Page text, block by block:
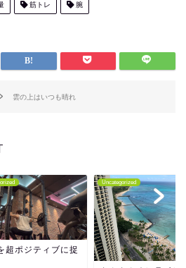
筋トレ 腕
雲の上はいつも晴れ
超ポジティブに捉
Uncategorized